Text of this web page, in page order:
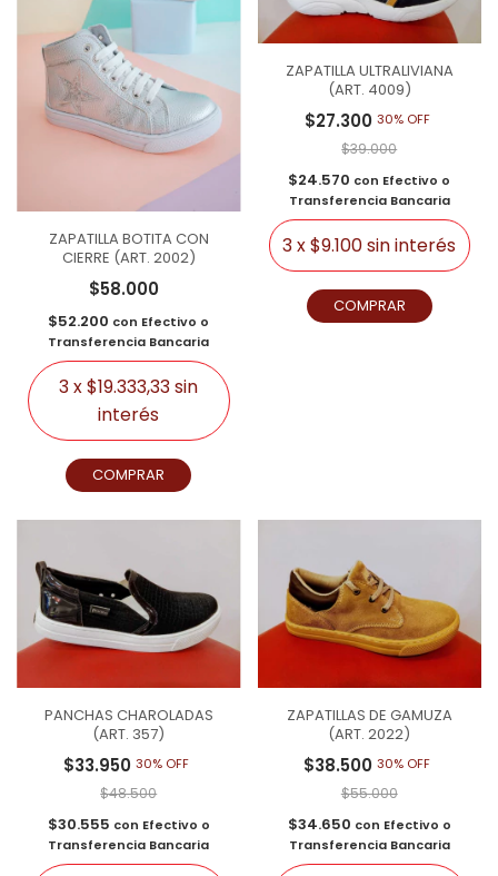
ZAPATILLA BOTITA CON
CIERRE (ART. 2002)
$58.000
$52.200 con Efectivo o
Transferencia Bancaria
3x$19.333,33sin
interés
COMPRAR
ZAPATILLA ULTRALIVIANA
(ART. 4009)
$27.300 30% OFF
$39.000
$24.570 con Efectivo o
Transferencia Bancaria
3x$9.100sin interés
COMPRAR
PANCHAS CHAROLADAS
(ART. 357)
$33.95030% OFF
$48.500
$30.555 con Efectivo o
Transferencia Bancaria
ZAPATILLAS DE GAMUZA
(ART. 2022)
$38.50030% OFF
$55.000
$34.650 con Efectivo o
Transferencia Bancaria